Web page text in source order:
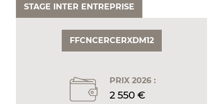
FFCNCERCERXDM12
STAGE INTER ENTREPRISE
PRIX 2026 :
2 550 €